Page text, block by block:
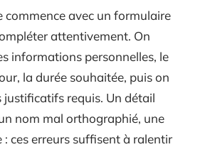
commence avec un formulaire
attentivement. On
informations personnelles, le
la durée souhaitée, puis on
justificatifs requis. Un détail
nom mal orthographié, une
: ces erreurs suffisent à ralentir